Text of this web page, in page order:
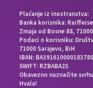
Plaćanje iz inostranstva:
Banka korisnika:
Zmaja od Bosne 88,
Podaci o korisniku:
71000 Sarajevo, BiH
IBAN:
SWIFT: RZBABA2S
Obavezno naznačite
Hvala!